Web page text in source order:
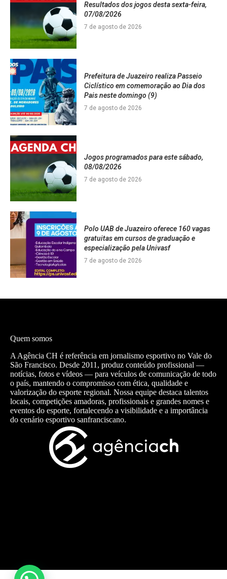
Resultados dos jogos desta sexta-feira,
07/08/2026
7 de agosto de 2026
Prefeitura de Juazeiro realiza Passeio
Ciclístico em comemoração ao Dia dos
Pais neste domingo (9)
7 de agosto de 2026
Jogos programados para este sábado,
08/08/2026
7 de agosto de 2026
Polo UAB de Juazeiro oferece 160 vagas
gratuitas em cursos de graduação e
especialização pela Univasf
7 de agosto de 2026
Quem somos
A Agência CH é referência em jornalismo esportivo no Vale do
São Francisco. Desde 2011, produz conteúdo profissional —
notícias, fotos e vídeos — para veículos de comunicação de todo
o país, mantendo o compromisso com ética, qualidade e
valorização do esporte regional. Nossa equipe destaca talentos
locais, competições amadoras, profissionais e grandes nomes e
eventos do esporte, fortalecendo a visibilidade e a importância
do cenário esportivo sanfranciscano.